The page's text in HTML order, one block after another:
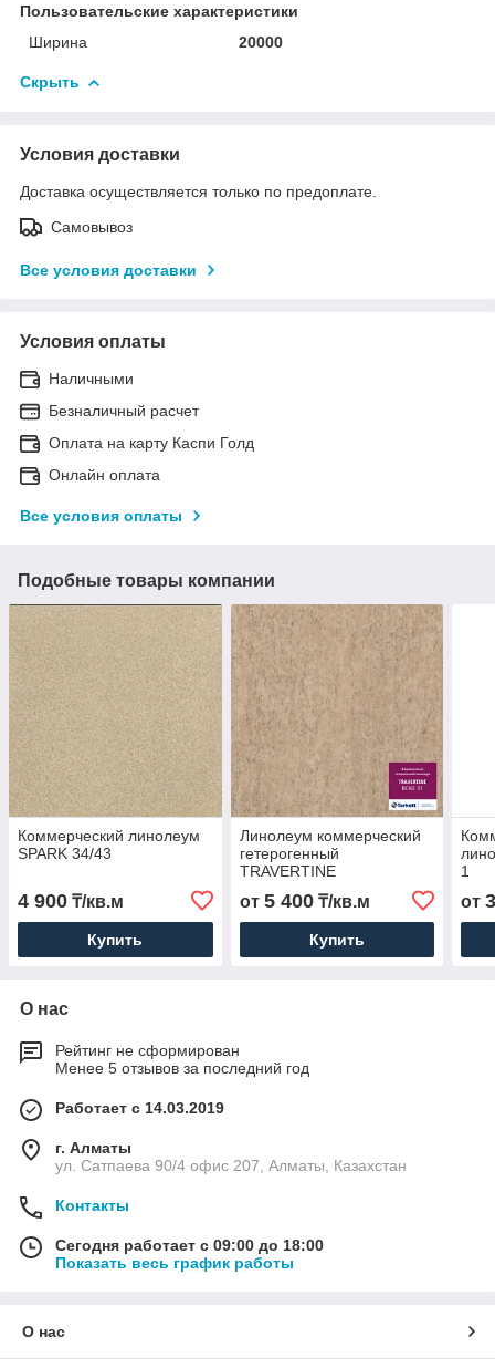
Пользовательские характеристики
Ширина
20000
Скрыть
Условия доставки
Доставка осуществляется только по предоплате.
Самовывоз
Все условия доставки
Условия оплаты
Наличными
Безналичный расчет
Оплата на карту Каспи Голд
Онлайн оплата
Все условия оплаты
Подобные товары компании
Коммерческий линолеум
SPARK 34/43
4 900 ₸/кв.м
Купить
Линолеум коммерческий
гетерогенный
TRAVERTINE
от 5 400₸/кв.м
Купить
1
от
О нас
Рейтинг не сформирован
Менее 5 отзывов за последний год
Работает с 14.03.2019
г. Алматы
ул. Сатпаева 90/4 офис 207, Алматы, Казахстан
Контакты
Сегодня работает с 09:00 до 18:00
Показать весь график работы
О нас